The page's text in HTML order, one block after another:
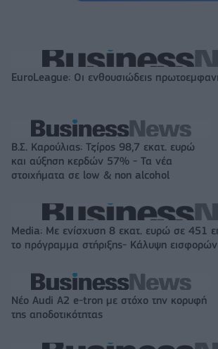
EuroLeague: Οι ενθουσιώδεις
Β.Σ. Καρούλιας: Τζίρος 98,7 εκατ. ευρώ
και αύξηση κερδών 57% - Τα νέα
στοιχήματα σε low & non alcohol
Media: Με ενίσχυση 8 εκατ. ευρώ σε 451
το πρόγραμμα στήριξης- Κάλυψη
Νέο Audi A2 e-tron με στόχο την κορυφή
της αποδοτικότητας